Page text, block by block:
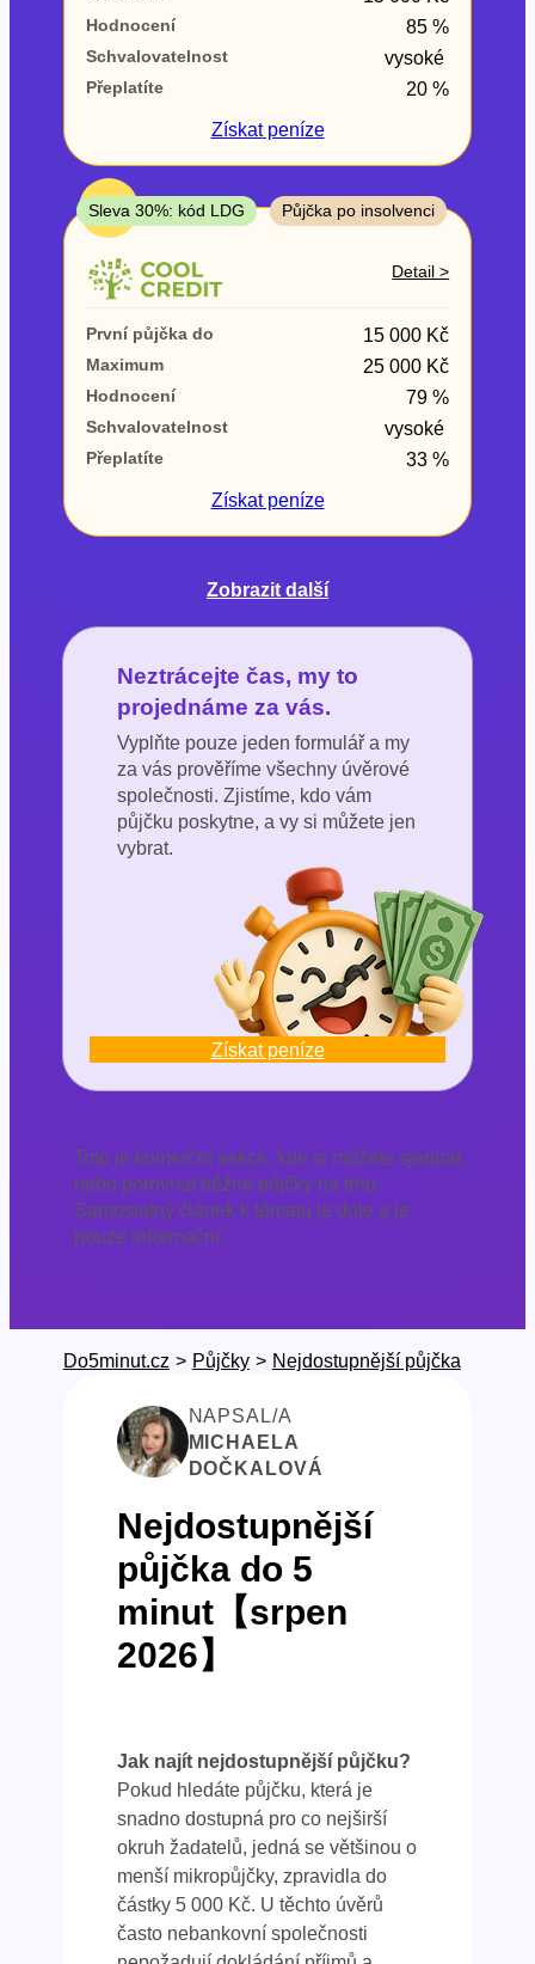
Po insolvenci
ano
V hotovosti
ano
ne
Hodnocení 85 %
Schvalovatelnost vysoké
Přeplatíte
20 %
Získatpeníze
TOP
Sleva 30%: kód LDG Půjčka po insolvenci
Detail >
První půjčka do 15 000 Kč
Maximum 25 000 Kč
Hodnocení 79 %
Schvalovatelnost vysoké
Přeplatíte
33 %
Získatpeníze
Zobrazit další
Neztrácejte čas, my to
projednáme za vás.
Vyplňte pouze jeden formulář a my
za vás prověříme všechny úvěrové
společnosti. Zjistíme, kdo vám
půjčku poskytne, a vy si můžete jen
vybrat.
Získat peníze
Toto je komerční sekce, kde si můžete sjednat
nebo porovnat běžné půjčky na trhu.
Samostatný článek k tématu je dole a je
pouze informační.
Do5minut.cz > Půjčky > Nejdostupnější půjčka
NAPSAL/A
MICHAELA
DOČKALOVÁ
Nejdostupnější
půjčka do 5
minut【srpen
2026】
Jak najít nejdostupnější půjčku?
Pokud hledáte půjčku, která je
snadno dostupná pro co nejširší
okruh žadatelů, jedná se většinou o
menší mikropůjčky, zpravidla do
částky 5 000 Kč. U těchto úvěrů
často nebankovní společnosti